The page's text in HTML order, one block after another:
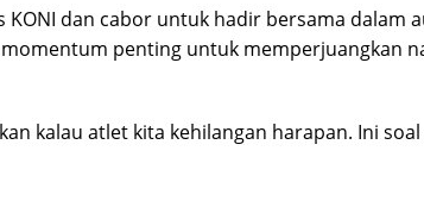
dan cabor untuk hadir bersama dalam
penting untuk memperjuangkan
kalau atlet kita kehilangan harapan. Ini